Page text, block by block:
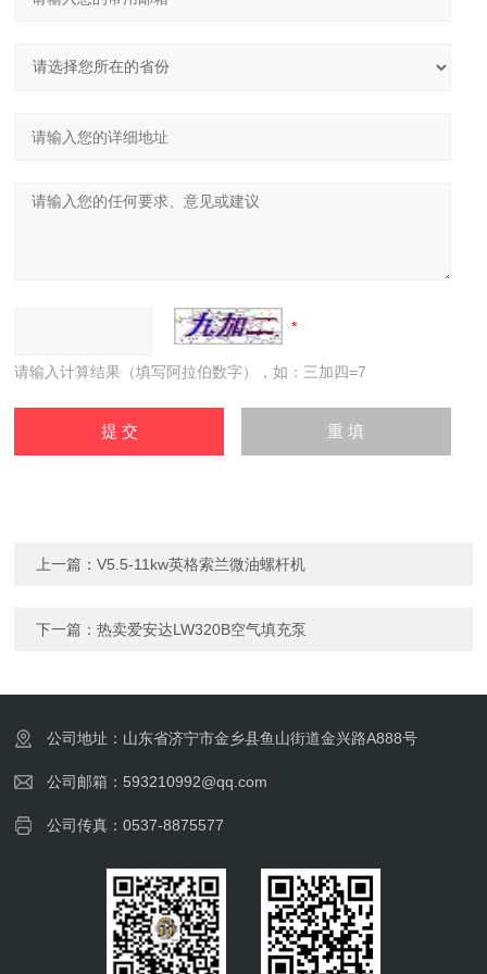
请输入计算结果（填写阿拉伯数字），如：三加四=7
上一篇：V5.5-11kw英格索兰微油螺杆机
下一篇：热卖爱安达LW320B空气填充泵
公司地址：山东省济宁市金乡县鱼山街道金兴路A888号
公司邮箱：593210992@qq.com
公司传真：0537-8875577